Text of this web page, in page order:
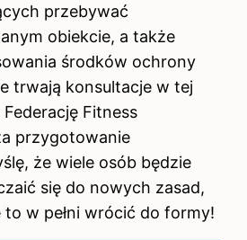
przebywać
obiekcie, a także
środków ochrony
trwają konsultacje w tej
Fitness
przygotowanie
że wiele osób będzie
się do nowych zasad,
to w pełni wrócić do formy!